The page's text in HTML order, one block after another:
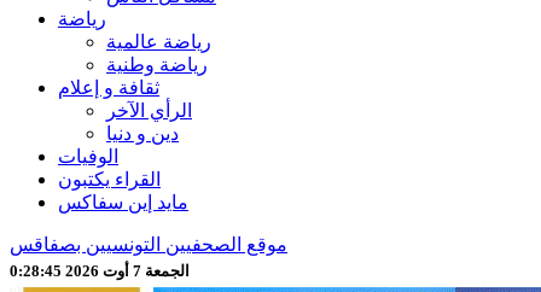
رياضة
رياضة عالمية
رياضة وطنية
ثقافة و إعلام
الرأي الآخر
دين و دنيا
الوفيات
القراء يكتبون
مايد إين سفاكس
موقع الصحفيين التونسيين بصفاقس
الجمعة 7 أوت 2026 0:28:47